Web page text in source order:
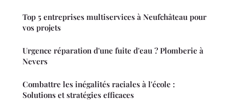
Top 5 entreprises multiservices à Neufchâteau pour
vos projets
Urgence réparation d'une fuite d'eau ? Plomberie à
Nevers
Combattre les inégalités raciales à l'école :
Solutions et stratégies efficaces